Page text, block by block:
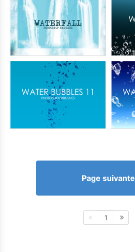
Page suivante
1